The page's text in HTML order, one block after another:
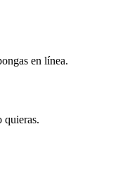
en línea.
quieras.